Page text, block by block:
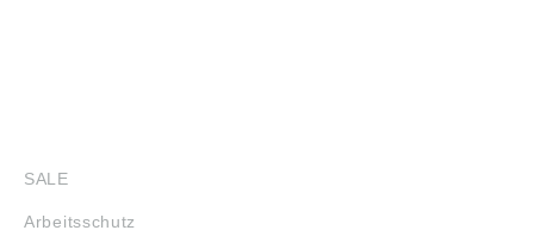
SALE
Arbeitsschutz